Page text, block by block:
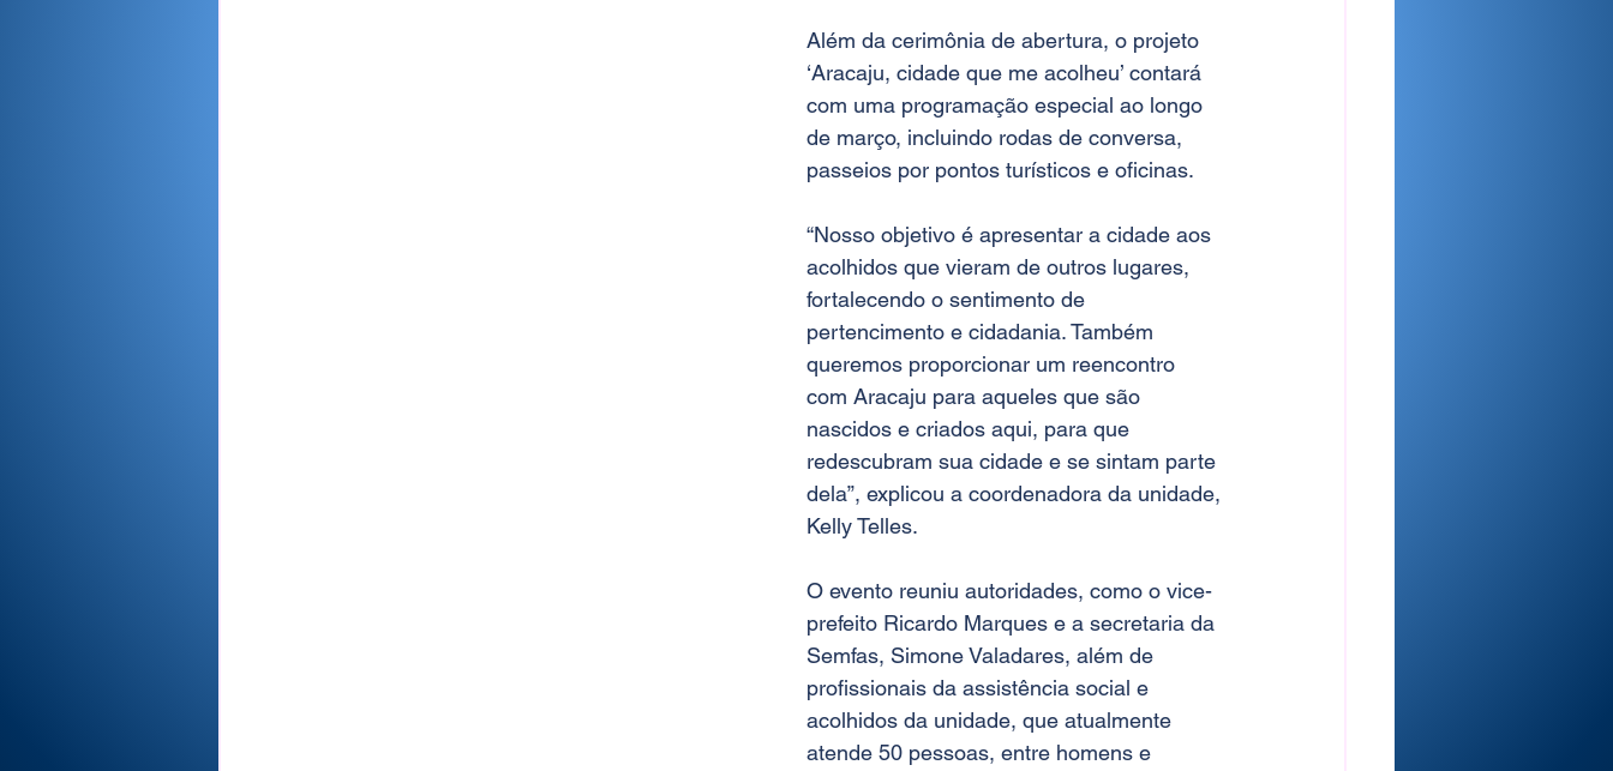
Além da cerimônia de abertura, o projeto
‘Aracaju, cidade que me acolheu’ contará
com uma programação especial ao longo
de março, incluindo rodas de conversa,
passeios por pontos turísticos e oficinas.
“Nosso objetivo é apresentar a cidade aos
acolhidos que vieram de outros lugares,
fortalecendo o sentimento de
pertencimento e cidadania. Também
queremos proporcionar um reencontro
com Aracaju para aqueles que são
nascidos e criados aqui, para que
redescubram sua cidade e se sintam parte
dela”, explicou a coordenadora da unidade,
Kelly Telles.
O evento reuniu autoridades, como o vice-
prefeito Ricardo Marques e a secretaria da
Semfas, Simone Valadares, além de
profissionais da assistência social e
acolhidos da unidade, que atualmente
atende 50 pessoas, entre homens e